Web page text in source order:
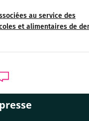
au service des
et alimentaires de